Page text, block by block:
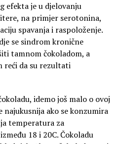
efekta je u djelovanju
na primjer serotonina,
spavanja i raspoloženje.
se sindrom kronične
tamnom čokoladom, a
reći da su rezultati
idemo još malo o ovoj
najukusnija ako se konzumira
temperatura za
18 i 20C. Čokoladu